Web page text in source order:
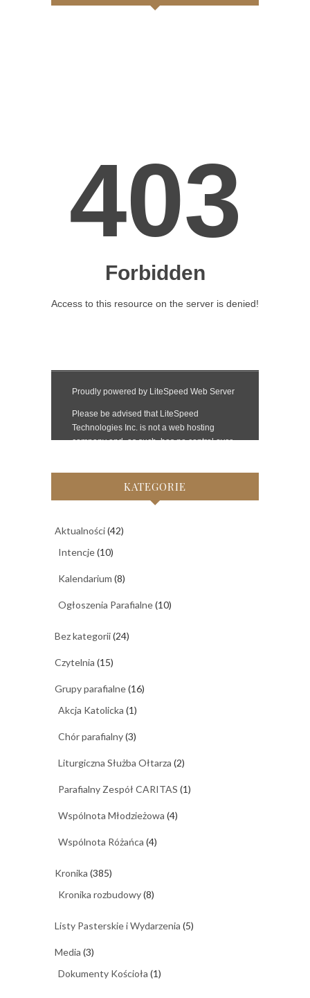
KATEGORIE
Aktualności(42)
Intencje(10)
Kalendarium (8)
Ogłoszenia Parafialne(10)
Bez kategorii(24)
Czytelnia (15)
Grupy parafialne(16)
Akcja Katolicka (1)
Chór parafialny(3)
Liturgiczna Służba Ołtarza (2)
Parafialny Zespół CARITAS (1)
Wspólnota Młodzieżowa (4)
Wspólnota Różańca (4)
Kronika (385)
Kronika rozbudowy(8)
Listy Pasterskie i Wydarzenia (5)
Media (3)
Dokumenty Kościoła (1)